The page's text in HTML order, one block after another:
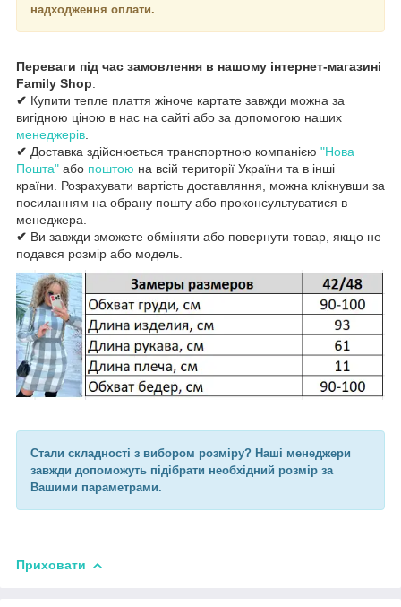
надходження оплати.
Переваги під час замовлення в нашому інтернет-магазині
Family Shop
✔ Купити тепле плаття жіноче картате завжди можна за
вигідною ціною в нас на сайті або за допомогою наших
менеджерів
✔ Доставка здійснюється транспортною компанією "Нова
Пошта" або поштою на всій території України та в інші
країни. Розрахувати вартість доставляння, можна клікнувши за
посиланням на обрану пошту або проконсультуватися в
менеджера.
✔ Ви завжди зможете обміняти або повернути товар, якщо не
подався розмір або модель.
Стали складності з вибором розміру? Наші менеджери
завжди допоможуть підібрати необхідний розмір за
Вашими параметрами.
Приховати